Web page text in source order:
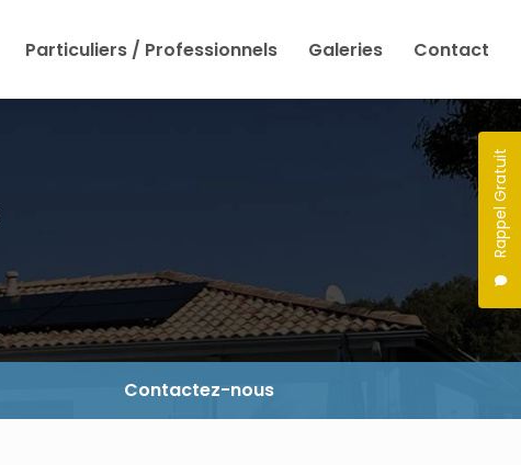
Rappel Gratuit
Particuliers / Professionnels Galeries Contact
Contactez-nous